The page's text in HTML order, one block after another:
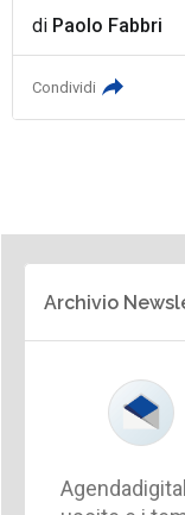
di Paolo Fabbri
Condividi
Archivio